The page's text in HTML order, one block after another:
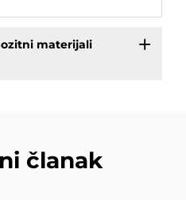
materijali
članak